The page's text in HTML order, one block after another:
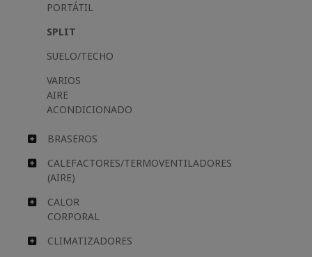
PORTÁTIL
SPLIT
SUELO/TECHO
VARIOS
AIRE
ACONDICIONADO
BRASEROS
CALEFACTORES/TERMOVENTILADORES
(AIRE)
CALOR
CORPORAL
CLIMATIZADORES